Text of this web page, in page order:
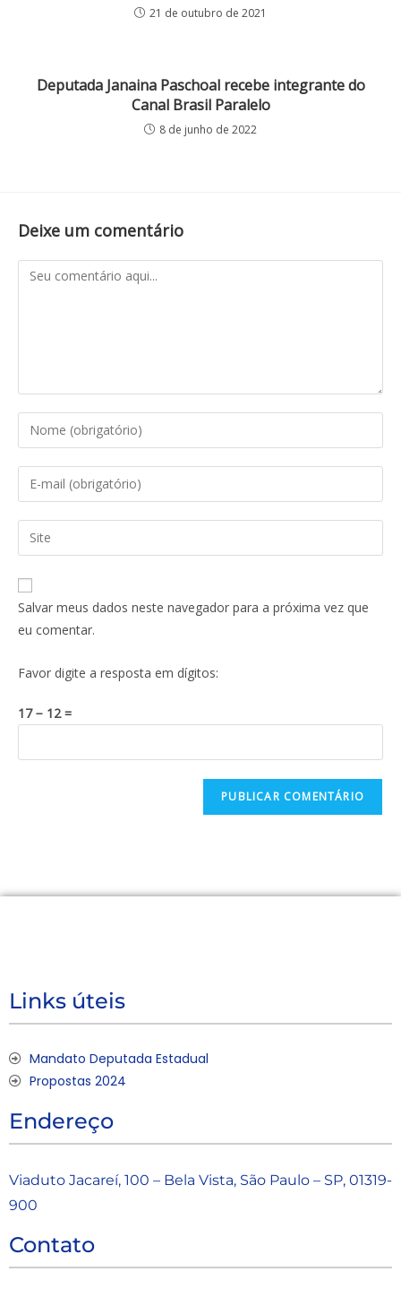
21 de outubro de 2021
Deputada Janaina Paschoal recebe integrante do
Canal Brasil Paralelo
8 de junho de 2022
Deixe um comentário
Salvar meus dados neste navegador para a próxima vez que
eu comentar.
Favor digite a resposta em dígitos:
17 − 12 =
Links úteis
Mandato Deputada Estadual
Propostas 2024
Endereço
Viaduto Jacareí, 100 – Bela Vista, São Paulo – SP, 01319-
900
Contato